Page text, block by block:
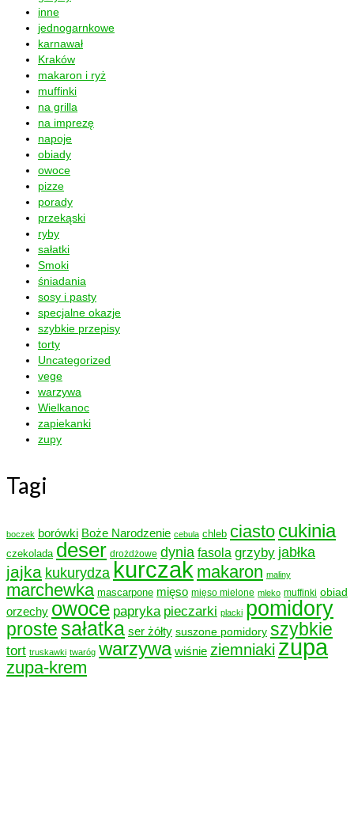
inne
jednogarnkowe
karnawał
Kraków
makaron i ryż
muffinki
na grilla
na imprezę
napoje
obiady
owoce
pizze
porady
przekąski
ryby
sałatki
Smoki
śniadania
sosy i pasty
specjalne okazje
szybkie przepisy
torty
Uncategorized
vege
warzywa
Wielkanoc
zapiekanki
zupy
Tagi
boczek borówki Boże Narodzenie cebula chleb ciasto cukinia
czekolada deser drożdżowe dynia fasola grzyby jabłka
jajka kukurydza kurczak makaron maliny
marchewka mascarpone mięso mięso mielone mleko muffinki obiad
orzechy owoce papryka pieczarki placki pomidory
proste sałatka ser żółty suszone pomidory szybkie
tort truskawki twaróg warzywa wiśnie ziemniakizupa
zupa-krem